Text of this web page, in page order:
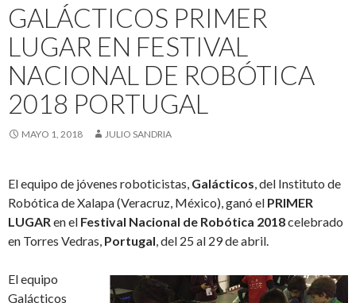
GALÁCTICOS PRIMER
LUGAR EN FESTIVAL
NACIONAL DE ROBÓTICA
2018 PORTUGAL
MAYO 1, 2018 JULIO SANDRIA
El equipo de jóvenes roboticistas, Galácticos , del Instituto de
Robótica de Xalapa (Veracruz, México), ganó el PRIMER
LUGAR en el Festival Nacional de Robótica 2018celebrado
en Torres Vedras, Portugal , del 25 al 29 de abril.
El equipo
Galácticos